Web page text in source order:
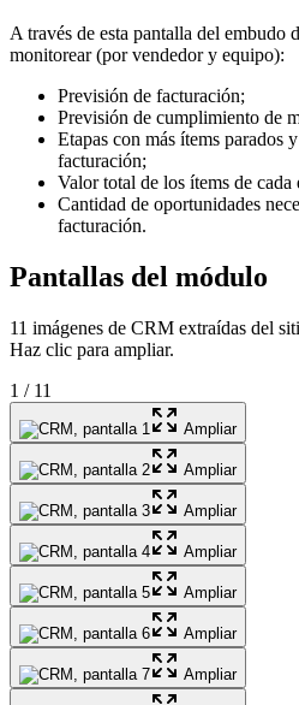
A través de esta pantalla del embudo
monitorear (por vendedor y equipo):
Previsión de facturación;
Previsión de cumplimiento de
Etapas con más ítems parados
facturación;
Valor total de los ítems de cada
Cantidad de oportunidades
facturación.
Pantallas del módulo
11 imágenes de CRM extraídas del
Haz clic para ampliar.
1 / 11
Ampliar
Ampliar
Ampliar
Ampliar
Ampliar
Ampliar
Ampliar